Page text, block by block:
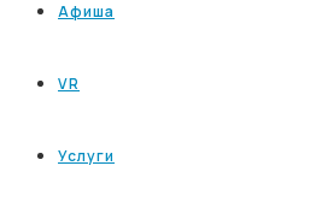
Афиша
VR
Услуги